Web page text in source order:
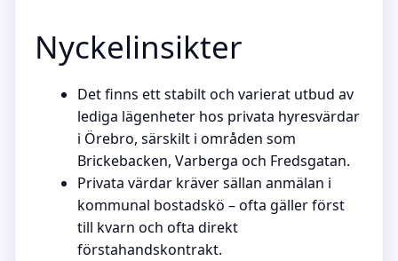
Nyckelinsikter
Det finns ett stabilt och varierat utbud av
lediga lägenheter hos privata hyresvärdar
i Örebro, särskilt i områden som
Brickebacken, Varberga och Fredsgatan.
Privata värdar kräver sällan anmälan i
kommunal bostadskö – ofta gäller först
till kvarn och ofta direkt
förstahandskontrakt.